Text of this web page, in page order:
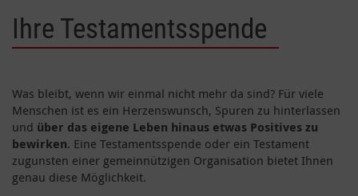
Ihre Testamentsspende
Was bleibt, wenn wir einmal nicht mehr da sind? Für viele
Menschen ist es ein Herzenswunsch, Spuren zu hinterlassen
und über das eigene Leben hinaus etwas Positives zu
bewirken. Eine Testamentsspende oder ein Testament
zugunsten einer gemeinnützigen Organisation bietet Ihnen
genau diese Möglichkeit.